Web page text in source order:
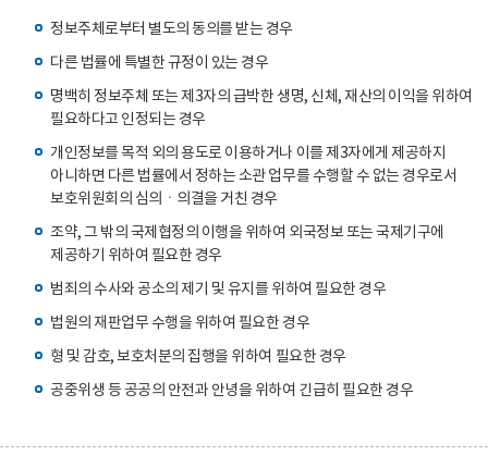
정보주체로부터 별도의 동의를 받는 경우
다른 법률에 특별한 규정이 있는 경우
명백히 정보주체 또는 제3자의 급박한 생명, 신체, 재산의 이익을 위하여
필요하다고 인정되는 경우
개인정보를 목적 외의 용도로 이용하거나 이를 제3자에게 제공하지
아니하면 다른 법률에서 정하는 소관 업무를 수행할 수 없는 경우로서
보호위원회의 심의ㆍ의결을 거친 경우
조약, 그 밖의 국제협정의 이행을 위하여 외국정보 또는 국제기구에
제공하기 위하여 필요한 경우
범죄의 수사와 공소의 제기 및 유지를 위하여 필요한 경우
법원의 재판업무 수행을 위하여 필요한 경우
형 및 감호, 보호처분의 집행을 위하여 필요한 경우
공중위생 등 공공의 안전과 안녕을 위하여 긴급히 필요한 경우